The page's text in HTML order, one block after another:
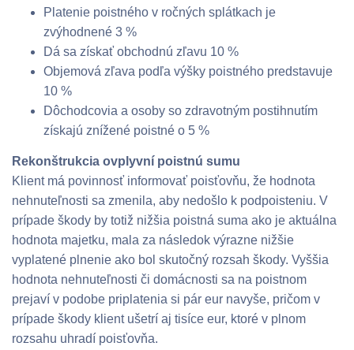
Platenie poistného v ročných splátkach je
zvýhodnené 3 %
Dá sa získať obchodnú zľavu 10 %
Objemová zľava podľa výšky poistného predstavuje
10 %
Dôchodcovia a osoby so zdravotným postihnutím
získajú znížené poistné o 5 %
Rekonštrukcia ovplyvní poistnú sumu
Klient má povinnosť informovať poisťovňu, že hodnota
nehnuteľnosti sa zmenila, aby nedošlo k podpoisteniu. V
prípade škody by totiž nižšia poistná suma ako je aktuálna
hodnota majetku, mala za následok výrazne nižšie
vyplatené plnenie ako bol skutočný rozsah škody. Vyššia
hodnota nehnuteľnosti či domácnosti sa na poistnom
prejaví v podobe priplatenia si pár eur navyše, pričom v
prípade škody klient ušetrí aj tisíce eur, ktoré v plnom
rozsahu uhradí poisťovňa.